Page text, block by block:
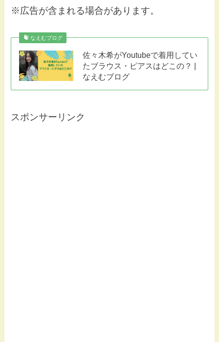
※広告が含まれる場合があります。
なえむブログ
佐々木希がYoutubeで着用してい
たブラウス・ピアスはどこの？ |
なえむブログ
スポンサーリンク